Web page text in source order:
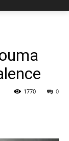
0
1770